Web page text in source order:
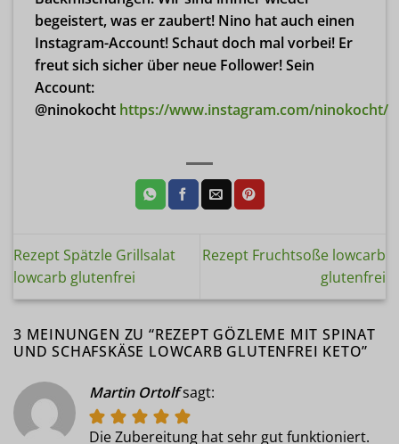
begeistert, was er zaubert! Nino hat auch einen
Instagram-Account! Schaut doch mal vorbei! Er
freut sich sicher über neue Follower! Sein
Account:
@ninokocht https://www.instagram.com/ninokocht/
Rezept Spätzle Grillsalat
lowcarb glutenfrei
Rezept Fruchtsoße lowcarb
glutenfrei
3 MEINUNGEN ZU “REZEPT GÖZLEME MIT SPINAT
UND SCHAFSKÄSE LOWCARB GLUTENFREI KETO”
Martin Ortolfsagt:
Die Zubereitung hat sehr gut funktioniert.